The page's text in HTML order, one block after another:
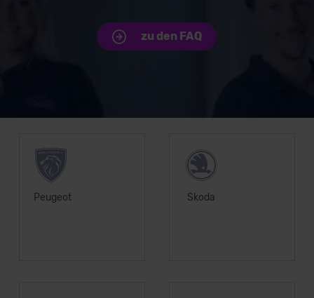
zu den FAQ
Peugeot Skoda